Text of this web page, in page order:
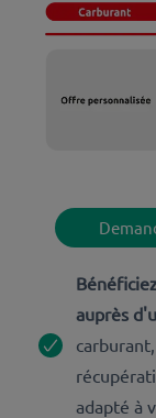
auprès
adapté à